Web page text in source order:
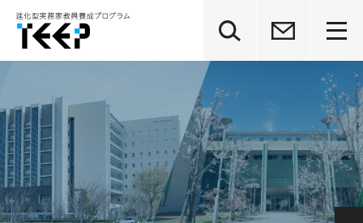
ナ
ビ
ゲ
ー
シ
ョ
ビ
ゲ
ー
シ
ョ
ン